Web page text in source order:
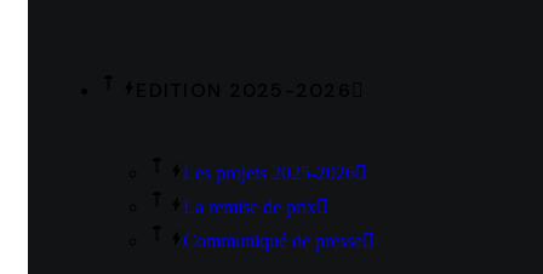
Les projets 2025-2026
La remise de prix
Communiqué de presse